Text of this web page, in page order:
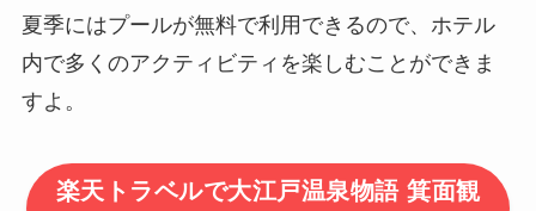
夏季にはプールが無料で利用できるので、ホテル
内で多くのアクティビティを楽しむことができま
すよ。
楽天トラベルで大江戸温泉物語 箕面観